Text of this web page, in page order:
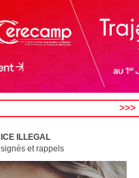
>>>
ILLEGAL
et rappels